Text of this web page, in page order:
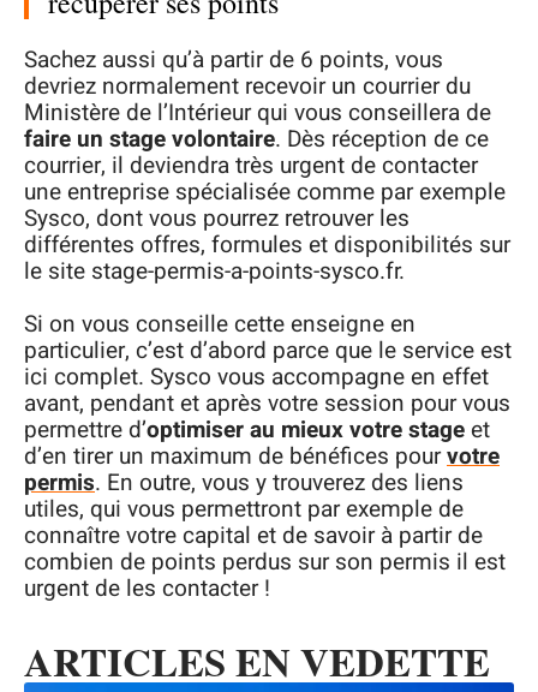
Sachez aussi qu’à partir de 6 points, vous
devriez normalement recevoir un courrier du
Ministère de l’Intérieur qui vous conseillera de
faire un stage volontaire. Dès réception de ce
courrier, il deviendra très urgent de contacter
une entreprise spécialisée comme par exemple
Sysco, dont vous pourrez retrouver les
différentes offres, formules et disponibilités sur
le site stage-permis-a-points-sysco.fr.
Si on vous conseille cette enseigne en
particulier, c’est d’abord parce que le service est
ici complet. Sysco vous accompagne en effet
avant, pendant et après votre session pour vous
permettre d’optimiser au mieux votre stageet
d’en tirer un maximum de bénéfices pourvotre
permis. En outre, vous y trouverez des liens
utiles, qui vous permettront par exemple de
connaître votre capital et de savoir à partir de
combien de points perdus sur son permis il est
urgent de les contacter !
ARTICLES EN VEDETTE